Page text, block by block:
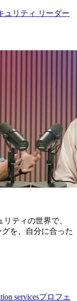
ュリティ リーダー
ティの世界で、
を、自分に合った
servicesプロフェ